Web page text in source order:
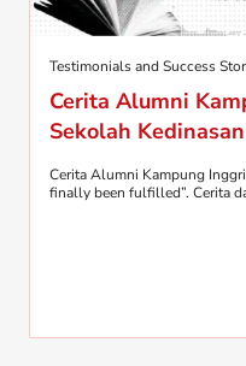
Testimonials and Success
Cerita Alumni
Sekolah Kedinasan
Cerita Alumni Kampung
finally been fulfilled”. Cerita